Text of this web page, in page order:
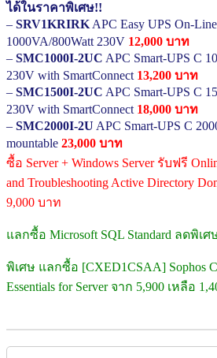
ได้ในราคาพิเศษ!!
– SRV1KRIRKAPC Easy UPS On-
1000VA/800Watt 230V 12,000 บาท
– SMC1000I-2UC APC Smart-UPS C
230V with SmartConnect 13,200 บาท
– SMC1500I-2UC APC Smart-UPS C
230V with SmartConnect 18,000 บาท
– SMC2000I-2U APC Smart-UPS C
mountable 23,000 บาท
ซื้อ Server + Windows Server รับฟรี
and Troubleshooting Active Directory
9,000 บาท
แลกซื้อ Microsoft SQL Standard ลดพิเศ
พิเศษ แลกซื้อ [CXED1CSAA] Sophos
Essentials for Server จาก 5,900 เหลือ